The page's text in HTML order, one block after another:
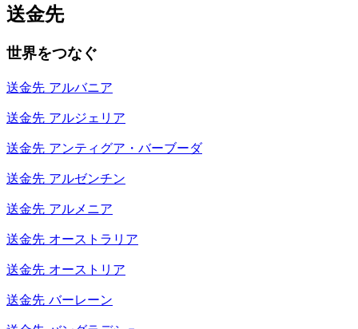
送金先
世界をつなぐ
送金先 アルバニア
送金先 アルジェリア
送金先 アンティグア・バーブーダ
送金先 アルゼンチン
送金先 アルメニア
送金先 オーストラリア
送金先 オーストリア
送金先 バーレーン